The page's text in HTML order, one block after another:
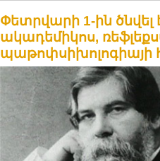
Փետրվարի 1-ին ծնվել
ակադեմիկոս,
պաթոփսիխոլոգիայի